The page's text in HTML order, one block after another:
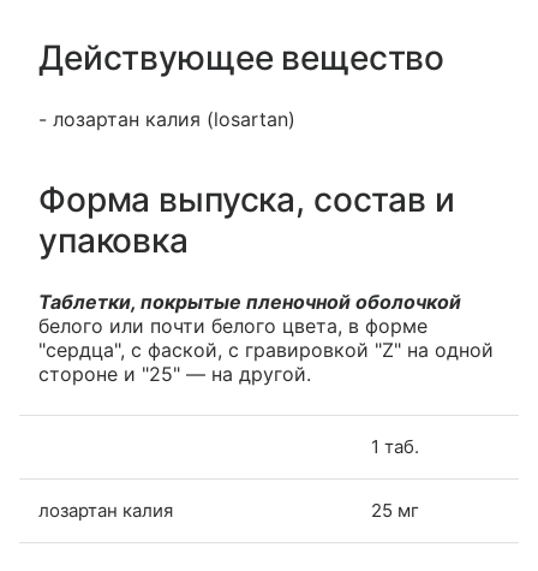
Действующее вещество
- лозартан калия (losartan)
Форма выпуска, состав и
упаковка
Таблетки, покрытые пленочной оболочкой
белого или почти белого цвета, в форме
"сердца", с фаской, с гравировкой "Z" на одной
стороне и "25" — на другой.
1 таб.
лозартан калия 25 мг